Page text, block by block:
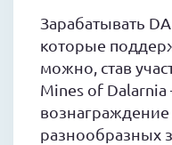
Зарабатывать
которые
можно, став
Mines of Dalarnia
разнообразных